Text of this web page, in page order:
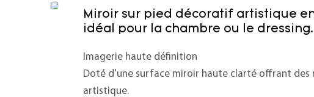
Miroir sur pied décoratif artistique
idéal pour la chambre ou le dressing.
Imagerie haute définition
Doté d'une surface miroir haute clarté offrant
artistique.